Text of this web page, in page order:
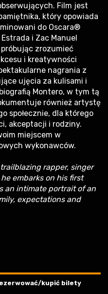
Film jest
który opowiada
do Oscara®
i Zac Manuel
zrozumieć
i kreatywności
nagrania z
ujęcia za kulisami i
Montero, w tym tą
również artystę
społecznie, dla którego
akceptacji i rodziny.
miejscem w
wykonawców.
rapper, singer
embarks on his first
an intimate portrait of an
expectations and
kupić bilety